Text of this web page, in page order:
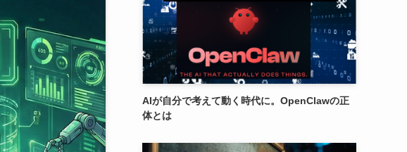
AIが自分で考えて動く時代に。OpenClawの正
体とは